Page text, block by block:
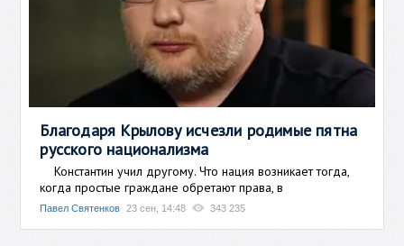
Благодаря Крылову исчезли родимые пятна
русского национализма
Константин учил другому. Что нация возникает тогда,
когда простые граждане обретают права, в
Павел Святенков 23 сен, 14:48 343 235